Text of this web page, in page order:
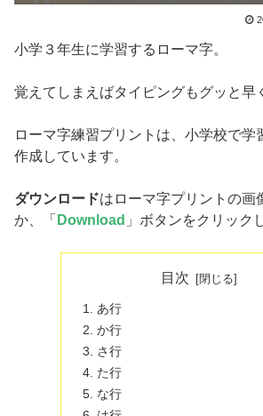
小学３年生に学習するローマ字。
覚えてしまえばタイピングもグッと早
ローマ字練習プリントは、小学校で学
作成しています。
ダウンロードはローマ字プリントの画
か、「 Download 」ボタンをクリック
目次
あ行
か行
さ行
た行
な行